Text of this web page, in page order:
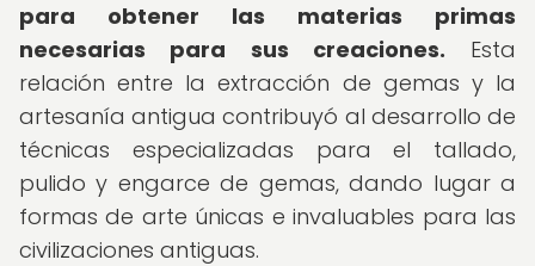
para obtener las materias primas
necesarias para sus creaciones. Esta
relación entre la extracción de gemas y la
artesanía antigua contribuyó al desarrollo de
técnicas especializadas para el tallado,
pulido y engarce de gemas, dando lugar a
formas de arte únicas e invaluables para las
civilizaciones antiguas.